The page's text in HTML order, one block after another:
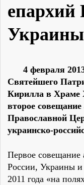
епархий
Украины
4 февраля
Святейшего
Кирилла в Храме
второе совещание
Православной
украинско-
Первое совещание
России, Украины и
2011 года «на